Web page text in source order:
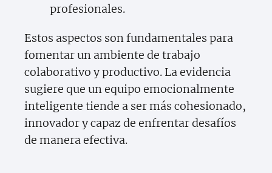
profesionales.
Estos aspectos son fundamentales para
fomentar un ambiente de trabajo
colaborativo y productivo. La evidencia
sugiere que un equipo emocionalmente
inteligente tiende a ser más cohesionado,
innovador y capaz de enfrentar desafíos
de manera efectiva.